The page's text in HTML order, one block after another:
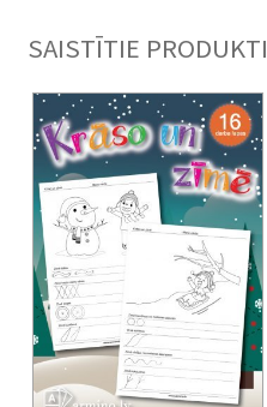
SAISTĪTIE PRODUKTI